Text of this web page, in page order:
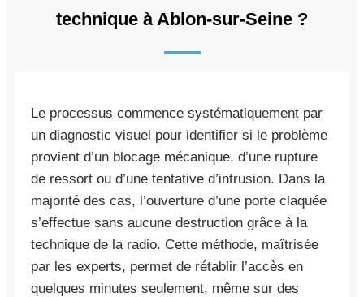
technique à Ablon-sur-Seine ?
Le processus commence systématiquement par
un diagnostic visuel pour identifier si le problème
provient d’un blocage mécanique, d’une rupture
de ressort ou d’une tentative d’intrusion. Dans la
majorité des cas, l’ouverture d’une porte claquée
s’effectue sans aucune destruction grâce à la
technique de la radio. Cette méthode, maîtrisée
par les experts, permet de rétablir l’accès en
quelques minutes seulement, même sur des